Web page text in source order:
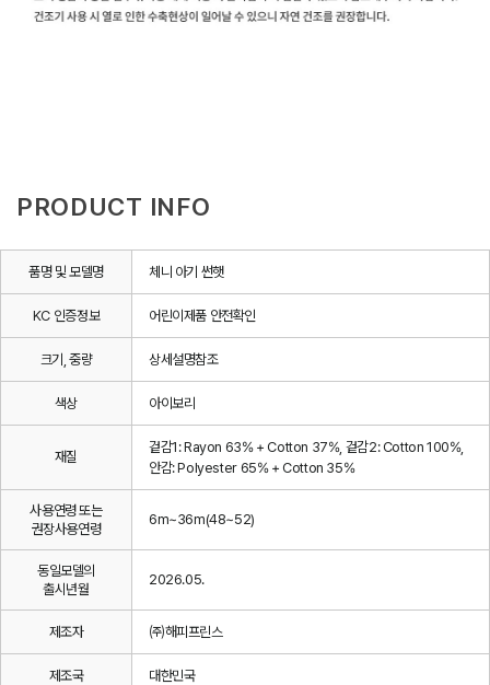
PRODUCT INFO
품명 및 모델명 체니 아기 썬햇
KC 인증정보 어린이제품 안전확인
크기, 중량 상세설명참조
색상 아이보리
재질
겉감1: Rayon 63% + Cotton 37%, 겉감2: Cotton 100%,
안감: Polyester 65% + Cotton 35%
사용연령 또는
권장사용연령
6m~36m(48~52)
동일모델의
출시년월
2026.05.
제조자 ㈜해피프린스
제조국 대한민국